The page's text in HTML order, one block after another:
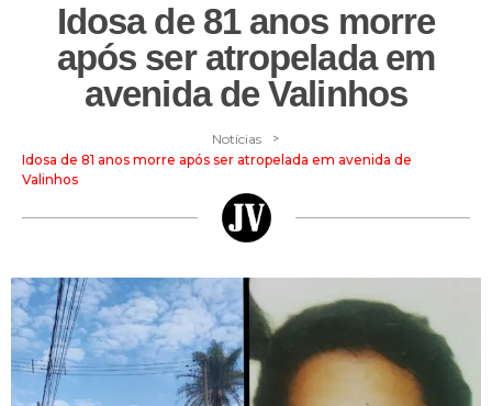
Idosa de 81 anos morre
após ser atropelada em
avenida de Valinhos
Notícias >
Idosa de 81 anos morre após ser atropelada em avenida de
Valinhos